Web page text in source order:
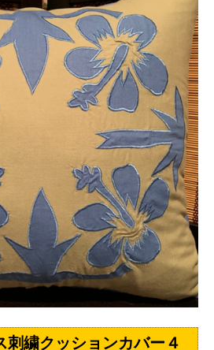
刺繍クッションカバー４